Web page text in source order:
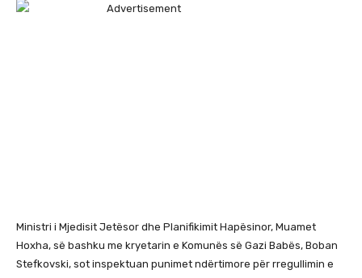
Ministri i Mjedisit Jetësor dhe Planifikimit Hapësinor, Muamet
Hoxha, së bashku me kryetarin e Komunës së Gazi Babës, Boban
Stefkovski, sot inspektuan punimet ndërtimore për rregullimin e